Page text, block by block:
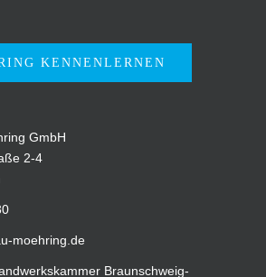
KENNENLERNEN
GmbH
2-4
moehring.de
Braunschweig-